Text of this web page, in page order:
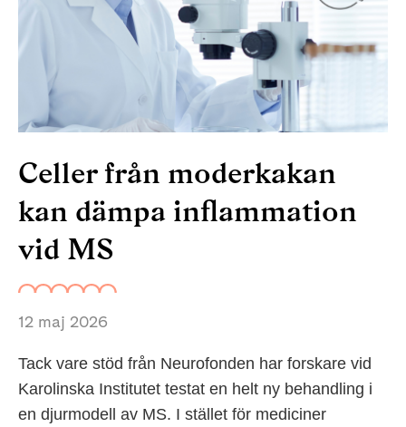
Celler från moderkakan
kan dämpa inflammation
vid MS
12 maj 2026
Tack vare stöd från Neurofonden har forskare vid
Karolinska Institutet testat en helt ny behandling i
en djurmodell av MS. I stället för mediciner